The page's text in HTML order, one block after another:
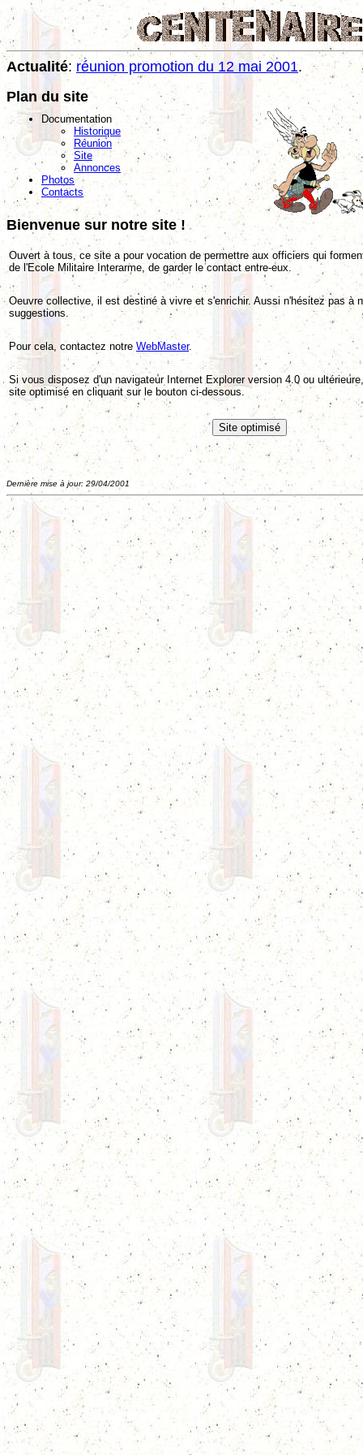
Actualité: réunion promotion du 12 mai 2001.
Plan du site
Documentation
Historique
Réunion
Site
Annonces
Photos
Contacts
Bienvenue sur notre site !
Ouvert à tous, ce site a pour vocation de permettre aux officiers qui
de l'Ecole Militaire Interarme, de garder le contact entre-eux.
Oeuvre collective, il est destiné à vivre et s'enrichir. Aussi n'hésitez pas à
suggestions.
Pour cela, contactez notre WebMaster.
Si vous disposez d'un navigateur Internet Explorer version 4.0 ou
site optimisé en cliquant sur le bouton ci-dessous.
Dernière mise à jour: 29/04/2001